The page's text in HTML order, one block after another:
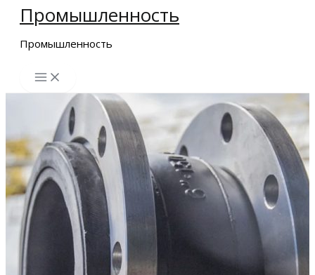
Перейти
содержимому
Промышленность
Промышленность